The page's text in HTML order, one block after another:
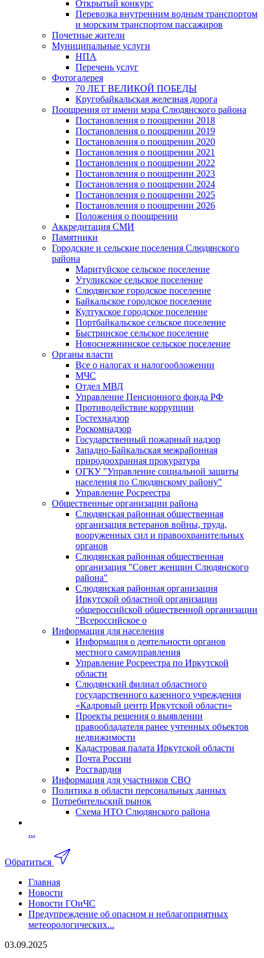
Открытый конкурс
Перевозка внутренним водным транспортом
и морским транспортом пассажиров
Почетные жители
Муниципальные услуги
НПА
Перечень услуг
Фотогалерея
70 ЛЕТ ВЕЛИКОЙ ПОБЕДЫ
Кругобайкальская железная дорога
Поощрения от имени мэра Слюдянского района
Постановления о поощрении 2018
Постановления о поощрении 2019
Постановления о поощрении 2020
Постановления о поощрении 2021
Постановления о поощрении 2022
Постановления о поощрении 2023
Постановления о поощрении 2024
Постановления о поощрении 2025
Постановления о поощрении 2026
Положения о поощрении
Аккредитация СМИ
Памятники
Городские и сельские поселения Слюдянского
района
Маритуйское сельское поселение
Утуликское сельское поселение
Слюдянское городское поселение
Байкальское городское поселение
Култукское городское поселение
Портбайкальское сельское поселение
Быстринское сельское поселение
Новоснежнинское сельское поселение
Органы власти
Все о налогах и налогообложении
МЧС
Отдел МВД
Управление Пенсионного фонда РФ
Противодействие коррупции
Гостехнадзор
Роскомнадзор
Государственный пожарный надзор
Западно-Байкальская межрайонная
природоохранная прокуратура
ОГКУ "Управление социальной защиты
населения по Слюдянскому району"
Управление Росреестра
Общественные организации района
Слюдянская районная общественная
организация ветеранов войны, труда,
вооруженных сил и правоохранительных
органов
Слюдянская районная общественная
организация "Совет женщин Слюдянского
района"
Слюдянская районная организация
Иркутской областной организации
общероссийской общественной организации
"Всероссийское о
Информация для населения
Информация о деятельности органов
местного самоуправления
Управление Росреестра по Иркутской
области
Слюдянский филиал областного
государственного казенного учреждения
«Кадровый центр Иркутской области»
Проекты решения о выявлении
правообладателя ранее учтенных объектов
недвижимости
Кадастровая палата Иркутской области
Почта России
Росгвардия
Информация для участников СВО
Политика в области персональных данных
Потребительский рынок
Схема НТО Слюдянского района
...
Обратиться
Главная
Новости
Новости ГОиЧС
Предупреждение об опасном и неблагоприятных
метеорологических...
03.09.2025